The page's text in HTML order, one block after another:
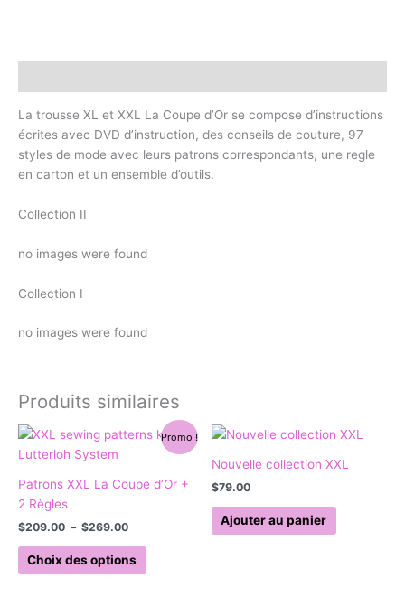
La trousse XL et XXL La Coupe d’Or se compose d’instructions
écrites avec DVD d’instruction, des conseils de couture, 97
styles de mode avec leurs patrons correspondants, une regle
en carton et un ensemble d’outils.
Collection II
no images were found
Collection I
no images were found
Produits similaires
Promo !
Patrons XXL La Coupe d’Or +
2 Règles
$209.00 – $269.00
Plage
à
Choix des options
Ce
produit
plusieurs
options
peuvent
Nouvelle collection XXL
$79.00
Ajouter au panier